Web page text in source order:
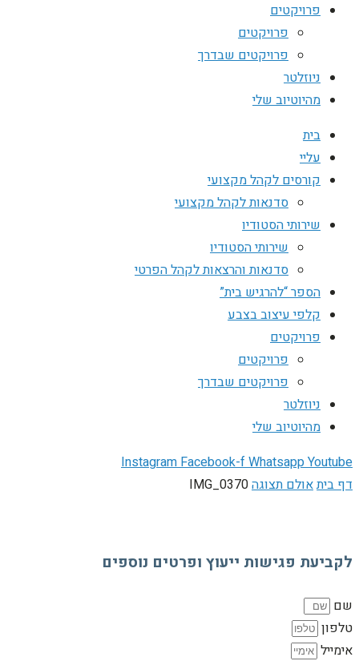
פרויקטים
פרויקטים
פרויקטים שבדרך
ניוזלטר
מהיוטיוב שלי
בית
עליי
קורסים לקהל מקצועי
סדנאות לקהל מקצועי
שירותי הסטודיו
שירותי הסטודיו
סדנאות והרצאות לקהל הפרטי
הספר “להרגיש בית”
קלפי עיצוב בצבע
פרויקטים
פרויקטים
פרויקטים שבדרך
ניוזלטר
מהיוטיוב שלי
InstagramFacebook-fWhatsappYoutube
דף ביתאולם תצוגהIMG_0370
לקביעת פגישות ייעוץ ופרטים נוספים
שם
טלפון
אימייל